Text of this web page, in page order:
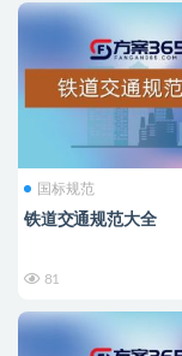
国标规范
铁道交通规范大全
81